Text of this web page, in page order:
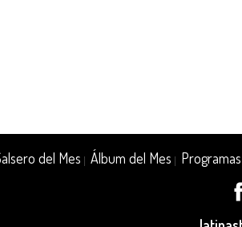
del Mes |Álbum del Mes Programas